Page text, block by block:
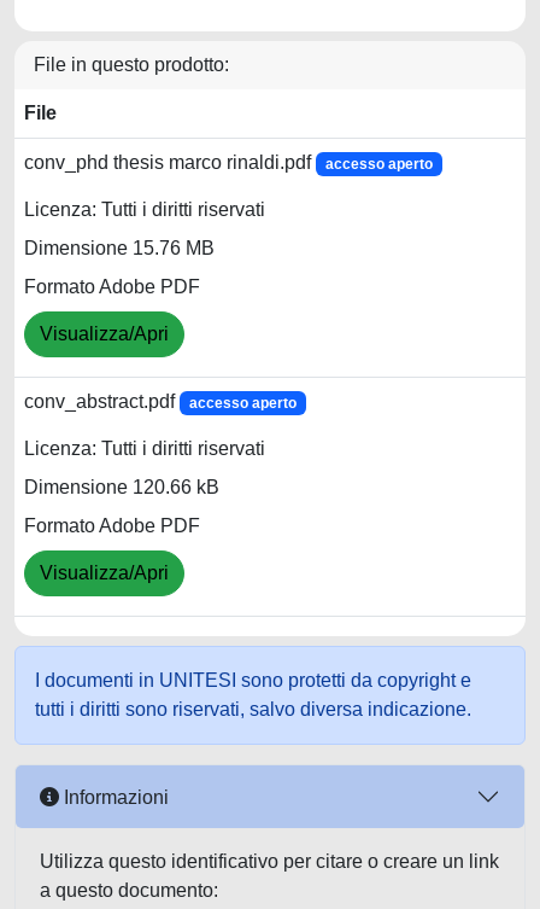
File in questo prodotto:
File
conv_phd thesis marco rinaldi.pdf accesso aperto
Licenza: Tutti i diritti riservati
Dimensione 15.76 MB
Formato Adobe PDF
Visualizza/Apri
conv_abstract.pdf accesso aperto
Licenza: Tutti i diritti riservati
Dimensione 120.66 kB
Formato Adobe PDF
Visualizza/Apri
I documenti in UNITESI sono protetti da copyright e
tutti i diritti sono riservati, salvo diversa indicazione.
Informazioni
Utilizza questo identificativo per citare o creare un link
a questo documento: